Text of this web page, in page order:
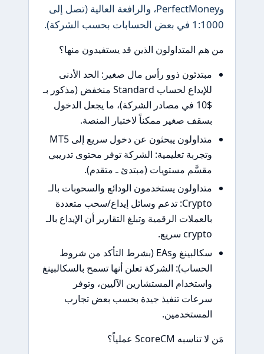
وPerfectMoney، والرافعة العالية (تصل إلى
1:1000 في بعض الحسابات بحسب الشركة).
من هم المتداولون الذين قد يستفيدون منها؟
مبتدئون ذوو رأس مال صغير: الحد الأدنى
للإيداع لحساب Standard منخفض (مذكور بـ
$10 في مصادر الشركة)، ما يجعل الدخول
بسقف صغير ممكناً لاختبار المنصة.
متداولون يبحثون عن دخول سريع إلى MT5
وتجربة تعليمية: الشركة توفر محتوى تدريبي
مقسَّم مستويات (مبتدئ ـ متقدم).
متداولون يستخدمون الودائع والسحوبات بالـ
Crypto: تدعم وسائل إيداع/سحب متعددة
بالعملات الرقمية وتبلغ التقارير أن الإيداع بالـ
crypto سريع.
سكالبينغ وEAs (بشرط التأكد من شروط
الحساب): الشركة تعلن أنها تسمح بالسكالبينغ
واستخدام المستشارين الآليين، وتوفر
سرعات تنفيذ جيدة بحسب بعض تجارب
المستخدمين.
مَن لا تناسبه ScoreCM عملياً؟